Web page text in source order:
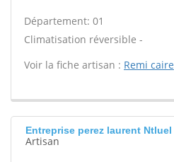
Département: 01
Climatisation réversible -
Voir la fiche artisan : Remi caire
Entreprise perez laurent Ntluel
Artisan